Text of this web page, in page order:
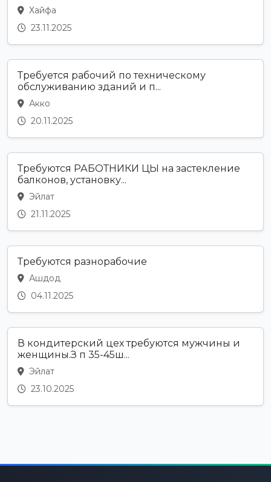
Хайфа
23.11.2025
Требуется рабочий по техническому
обслуживанию зданий и п...
Акко
20.11.2025
Требуются РАБОТНИКИ ЦЫ на застекление
балконов, установку...
Эйлат
21.11.2025
Требуются разнорабочие
Ашдод
04.11.2025
В кондитерский цех требуются мужчины и
женщины.З п 35-45ш...
Эйлат
23.10.2025